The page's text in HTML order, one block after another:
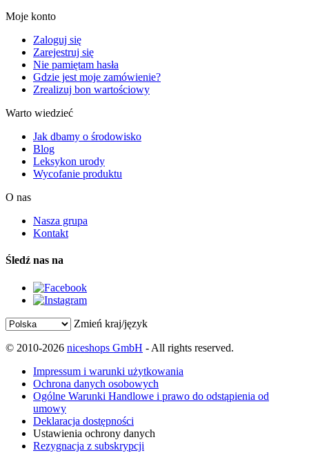
Moje konto
Zaloguj się
Zarejestruj się
Nie pamiętam hasła
Gdzie jest moje zamówienie?
Zrealizuj bon wartościowy
Warto wiedzieć
Jak dbamy o środowisko
Blog
Leksykon urody
Wycofanie produktu
O nas
Nasza grupa
Kontakt
Śledź nas na
Zmień kraj/język
© 2010-2026 niceshops GmbH - All rights reserved.
Impressum i warunki użytkowania
Ochrona danych osobowych
Ogólne Warunki Handlowe i prawo do odstąpienia od
umowy
Deklaracja dostępności
Ustawienia ochrony danych
Rezygnacja z subskrypcji